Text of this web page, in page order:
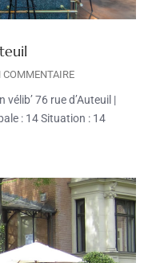
COMMENTAIRE
76 rue d’Auteuil |
: 14 Situation : 14